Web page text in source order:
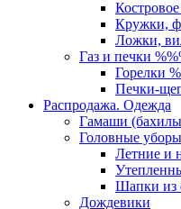
Кружки,
Ложки,
Газ и печки
Горелки
Печки-
Распродажа. Одежда
Гамаши
Головные уборы
Летние и
Шапки из
Дождевики